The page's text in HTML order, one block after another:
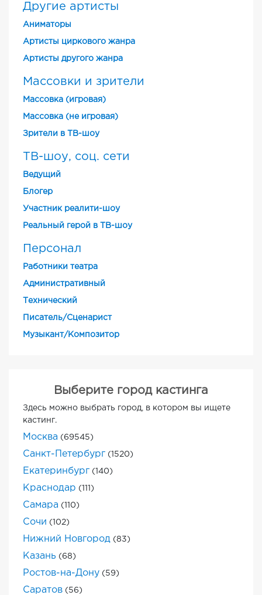
Другие артисты
Аниматоры
Артисты циркового жанра
Артисты другого жанра
Массовки и зрители
Массовка (игровая)
Массовка (не игровая)
Зрители в ТВ-шоу
ТВ-шоу, соц. сети
Ведущий
Блогер
Участник реалити-шоу
Реальный герой в ТВ-шоу
Персонал
Работники театра
Административный
Технический
Писатель/Сценарист
Музыкант/Композитор
Выберите город кастинга
Здесь можно выбрать город, в котором вы ищете
кастинг.
Москва (69545)
Санкт-Петербург (1520)
Екатеринбург (140)
Краснодар (111)
Самара (110)
Сочи (102)
Нижний Новгород (83)
Казань (68)
Ростов-на-Дону (59)
Саратов (56)